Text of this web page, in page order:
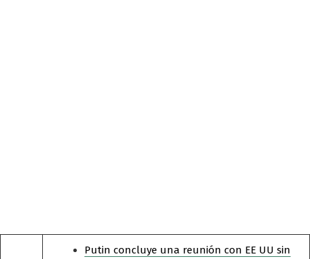
Putin concluye una reunión con EE UU sin